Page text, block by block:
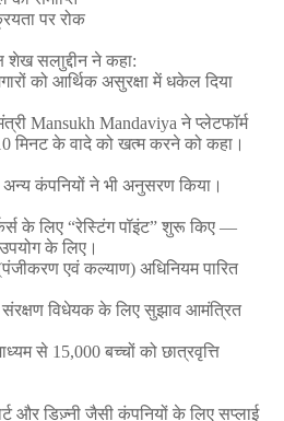
पर रोक
शेख सलाुद्दीन ने कहा:
को आर्थिक असुरक्षा में धकेल दिया
Mansukh Mandaviya ने प्लेटफॉर्म
मिनट के वादे को खत्म करने को कहा।
अन्य कंपनियों ने भी अनुसरण किया।
के लिए “रेस्टिंग पॉइंट” शुरू किए —
उपयोग के लिए।
पंजीकरण एवं कल्याण) अधिनियम पारित
संरक्षण विधेयक के लिए सुझाव आमंत्रित
से 15,000 बच्चों को छात्रवृत्ति
और डिज़्नी जैसी कंपनियों के लिए सप्लाई